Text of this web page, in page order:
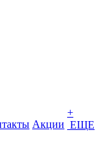
Акции
+
ЕЩЕ